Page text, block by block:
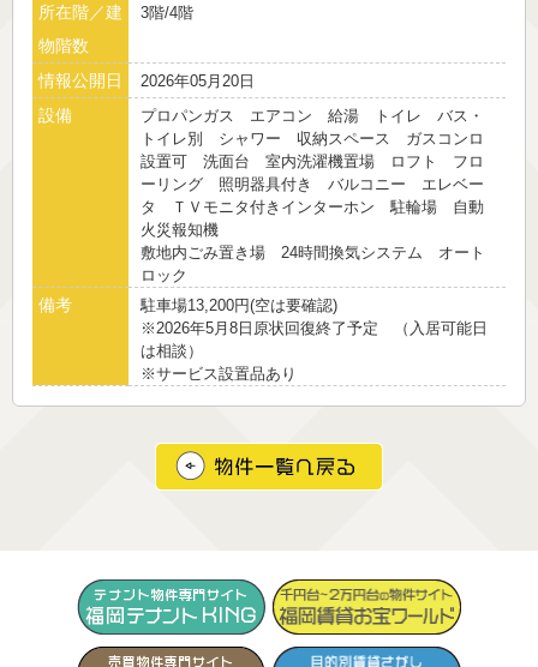
所在階／建
物階数
3階/4階
情報公開日 2026年05月20日
設備
プロパンガス エアコン 給湯 トイレ バス・
トイレ別 シャワー 収納スペース ガスコンロ
設置可 洗面台 室内洗濯機置場 ロフト フロ
ーリング 照明器具付き バルコニー エレベー
タ ＴＶモニタ付きインターホン 駐輪場 自動
火災報知機
敷地内ごみ置き場 24時間換気システム オート
ロック
備考
駐車場13,200円(空は要確認)
※2026年5月8日原状回復終了予定 （入居可能日
は相談）
※サービス設置品あり